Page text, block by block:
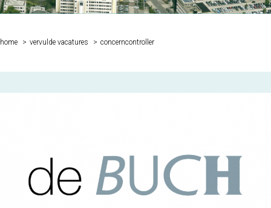
Je bent hier:
home vervulde vacatures concerncontroller